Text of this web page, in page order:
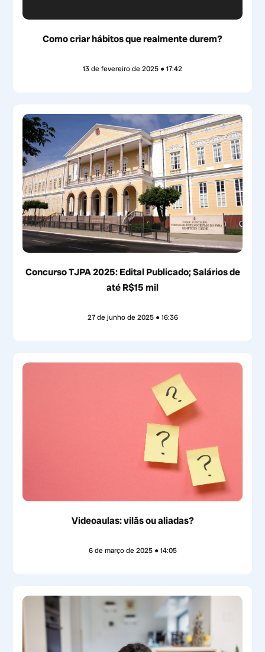
Como criar hábitos que realmente durem?
13 de fevereiro de 2025 17:42
Concurso TJPA 2025: Edital Publicado; Salários de
até R$15 mil
27 de junho de 2025 16:36
Videoaulas: vilãs ou aliadas?
6 de março de 2025 14:05